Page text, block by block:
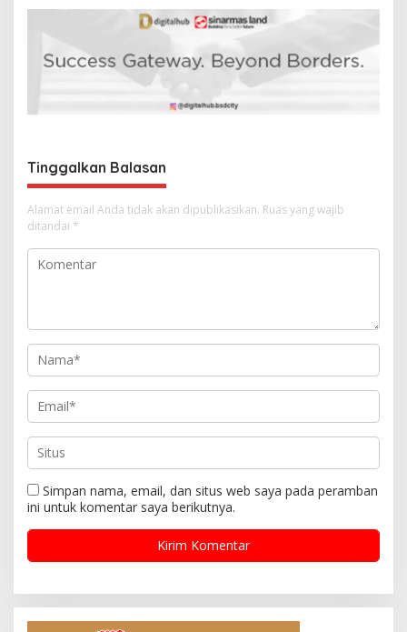
o
Tinggalkan Balasan
Alamat email Anda tidak akan dipublikasikan. Ruas yang wajib
ditandai *
Simpan nama, email, dan situs web saya pada peramban
ini untuk komentar saya berikutnya.